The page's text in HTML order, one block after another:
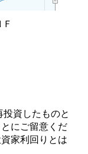
資したものと
にご留意くだ
家利回りとは